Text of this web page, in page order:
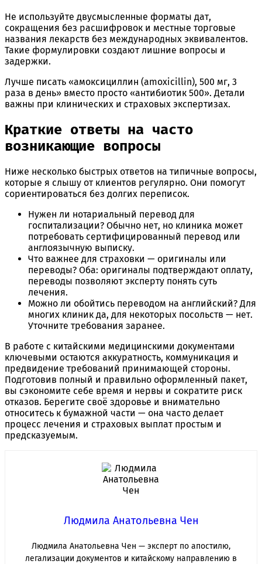
Не используйте двусмысленные форматы дат,
сокращения без расшифровок и местные торговые
названия лекарств без международных эквивалентов.
Такие формулировки создают лишние вопросы и
задержки.
Лучше писать «амоксициллин (amoxicillin), 500 мг, 3
раза в день» вместо просто «антибиотик 500». Детали
важны при клинических и страховых экспертизах.
Краткие ответы на часто
возникающие вопросы
Ниже несколько быстрых ответов на типичные вопросы,
которые я слышу от клиентов регулярно. Они помогут
сориентироваться без долгих переписок.
Нужен ли нотариальный перевод для
госпитализации? Обычно нет, но клиника может
потребовать сертифицированный перевод или
англоязычную выписку.
Что важнее для страховки — оригиналы или
переводы? Оба: оригиналы подтверждают оплату,
переводы позволяют эксперту понять суть
лечения.
Можно ли обойтись переводом на английский? Для
многих клиник да, для некоторых посольств — нет.
Уточните требования заранее.
В работе с китайскими медицинскими документами
ключевыми остаются аккуратность, коммуникация и
предвидение требований принимающей стороны.
Подготовив полный и правильно оформленный пакет,
вы сэкономите себе время и нервы и сократите риск
отказов. Берегите своё здоровье и внимательно
относитесь к бумажной части — она часто делает
процесс лечения и страховых выплат простым и
предсказуемым.
Людмила Анатольевна Чен
Людмила Анатольевна Чен — эксперт по апостилю,
легализации документов и китайскому направлению в